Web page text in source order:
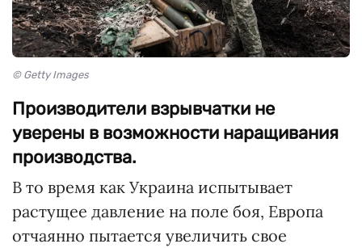
© Getty Images
Производители взрывчатки не
уверены в возможности наращивания
производства.
В то время как Украина испытывает
растущее давление на поле боя, Европа
отчаянно пытается увеличить свое